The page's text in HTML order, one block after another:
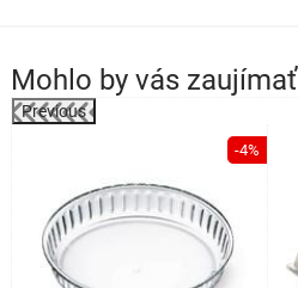
Mohlo by vás zaujímať
Previous
-4%